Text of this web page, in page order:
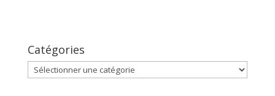
Catégories
Catégories